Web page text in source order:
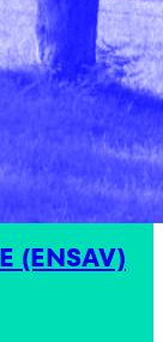
(ENSAV)